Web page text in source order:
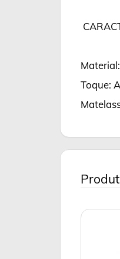
Toque: